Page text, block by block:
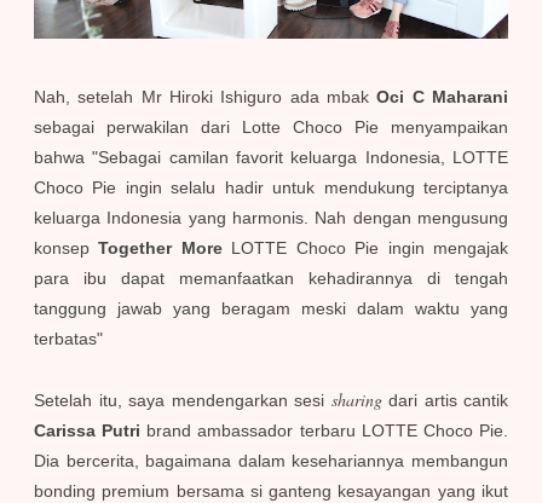
Nah, setelah Mr Hiroki Ishiguro ada mbakOci C Maharani
sebagai perwakilan dari Lotte Choco Pie menyampaikan
bahwa "Sebagai camilan favorit keluarga Indonesia, LOTTE
Choco Pie ingin selalu hadir untuk mendukung terciptanya
keluarga Indonesia yang harmonis. Nah dengan mengusung
konsepTogether More LOTTE Choco Pie ingin mengajak
para ibu dapat memanfaatkan kehadirannya di tengah
tanggung jawab yang beragam meski dalam waktu yang
terbatas"
Setelah itu, saya mendengarkan sesi sharingdari artis cantik
Carissa Putri brand ambassador terbaru LOTTE Choco Pie.
Dia bercerita, bagaimana dalam kesehariannya membangun
bonding premium bersama si ganteng kesayangan yang ikut